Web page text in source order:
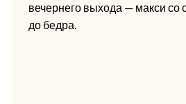
вечернего выхода — макси
до бедра.